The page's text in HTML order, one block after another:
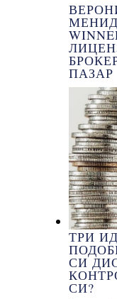
ПАЗАР
ТРИ
СИ
СИ?